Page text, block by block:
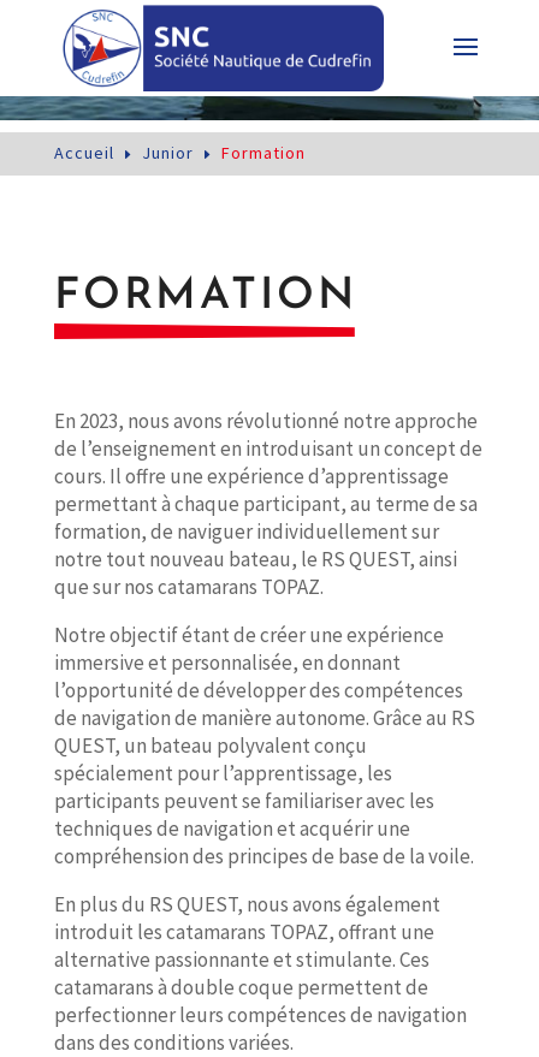
Accueil E Junior E Formation
FORMATION
En 2023, nous avons révolutionné notre approche
de l’enseignement en introduisant un concept de
cours. Il offre une expérience d’apprentissage
permettant à chaque participant, au terme de sa
formation, de naviguer individuellement sur
notre tout nouveau bateau, le RS QUEST, ainsi
que sur nos catamarans TOPAZ.
Notre objectif étant de créer une expérience
immersive et personnalisée, en donnant
l’opportunité de développer des compétences
de navigation de manière autonome. Grâce au RS
QUEST, un bateau polyvalent conçu
spécialement pour l’apprentissage, les
participants peuvent se familiariser avec les
techniques de navigation et acquérir une
compréhension des principes de base de la voile.
En plus du RS QUEST, nous avons également
introduit les catamarans TOPAZ, offrant une
alternative passionnante et stimulante. Ces
catamarans à double coque permettent de
perfectionner leurs compétences de navigation
dans des conditions variées.